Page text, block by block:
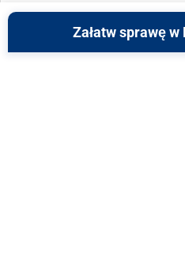
Copyright 2025 - Wszystkie prawa
Załatw sprawę w